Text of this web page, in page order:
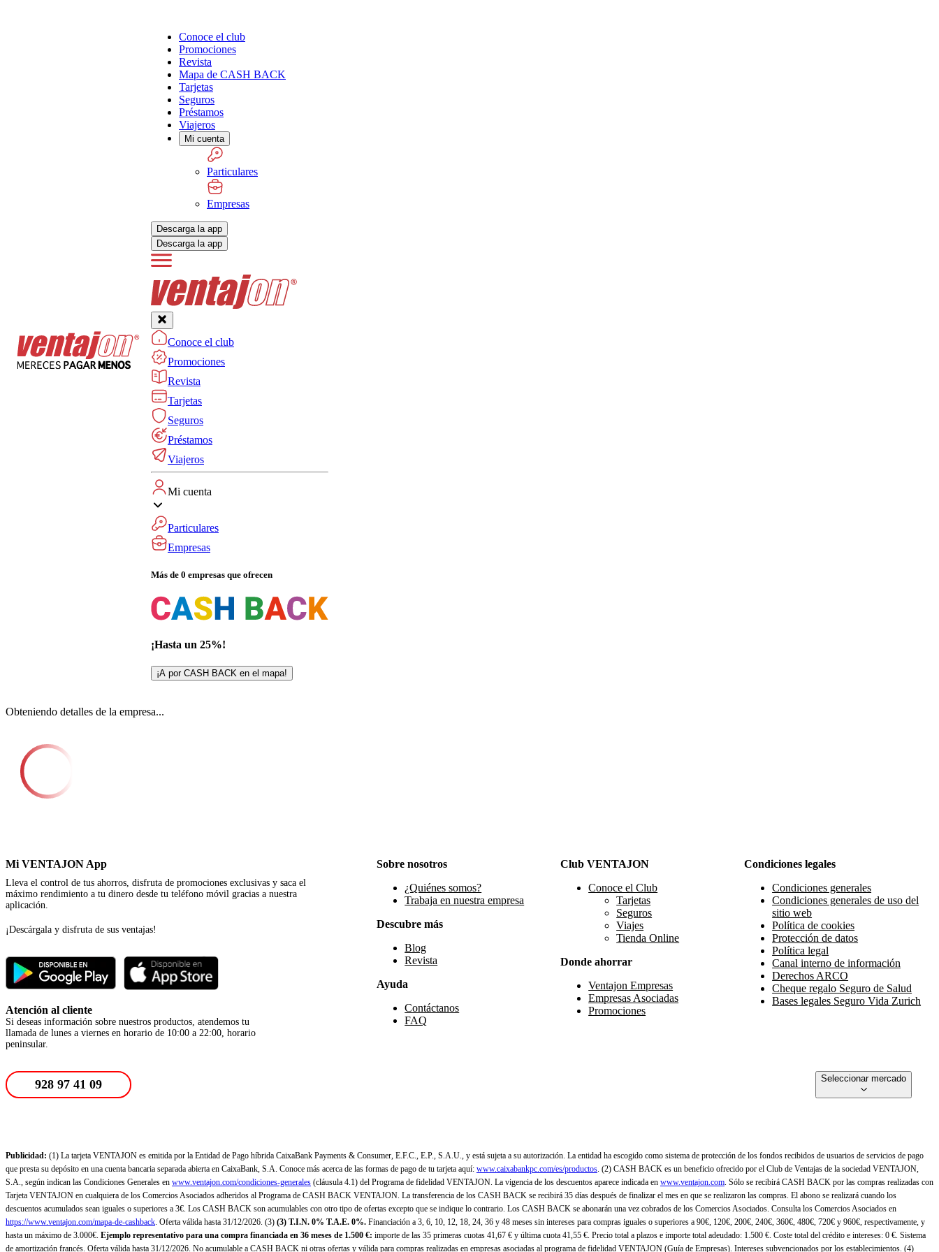
Conoce el club
Promociones
Revista
Mapa de CASH BACK
Tarjetas
Seguros
Préstamos
Viajeros
Mi cuenta
Particulares
Empresas
Descarga la app
Descarga la app
Conoce el club
Promociones
Revista
Tarjetas
Seguros
Préstamos
Viajeros
Mi cuenta
Particulares
Empresas
Más de 0 empresas que ofrecen
¡Hasta un 25%!
¡A por CASH BACK en el mapa!
Obteniendo detalles de la empresa...
Mi VENTAJON App
Lleva el control de tus ahorros, disfruta de promociones exclusivas y saca el
máximo rendimiento a tu dinero desde tu teléfono móvil gracias a nuestra
aplicación.
¡Descárgala y disfruta de sus ventajas!
Atención al cliente
Si deseas información sobre nuestros productos, atendemos tu
llamada de lunes a viernes en horario de 10:00 a 22:00, horario
peninsular.
Sobre nosotros
¿Quiénes somos?
Trabaja en nuestra empresa
Descubre más
Blog
Revista
Ayuda
Contáctanos
FAQ
Club VENTAJON
Conoce el Club
Tarjetas
Seguros
Viajes
Tienda Online
Donde ahorrar
Ventajon Empresas
Empresas Asociadas
Promociones
Condiciones legales
Condiciones generales
Condiciones generales de uso del
sitio web
Política de cookies
Protección de datos
Política legal
Canal interno de información
Derechos ARCO
Cheque regalo Seguro de Salud
Bases legales Seguro Vida Zurich
928 97 41 09 Seleccionar mercado
Publicidad: (1) La tarjeta VENTAJON es emitida por la Entidad de Pago híbrida CaixaBank Payments & Consumer, E.F.C., E.P., S.A.U., y está sujeta a su autorización. La entidad ha escogido como sistema de protección de los fondos recibidos de usuarios de servicios de pago
que presta su depósito en una cuenta bancaria separada abierta en CaixaBank, S.A. Conoce más acerca de las formas de pago de tu tarjeta aquí: www.caixabankpc.com/es/productos. (2) CASH BACK es un beneficio ofrecido por el Club de Ventajas de la sociedad VENTAJON,
S.A., según indican las Condiciones Generales en www.ventajon.com/condiciones-generales (cláusula 4.1) del Programa de fidelidad VENTAJON. La vigencia de los descuentos aparece indicada en www.ventajon.com. Sólo se recibirá CASH BACK por las compras realizadas con
Tarjeta VENTAJON en cualquiera de los Comercios Asociados adheridos al Programa de CASH BACK VENTAJON. La transferencia de los CASH BACK se recibirá 35 días después de finalizar el mes en que se realizaron las compras. El abono se realizará cuando los
descuentos acumulados sean iguales o superiores a 3€. Los CASH BACK son acumulables con otro tipo de ofertas excepto que se indique lo contrario. Los CASH BACK se abonarán una vez cobrados de los Comercios Asociados. Consulta los Comercios Asociados en
https://www.ventajon.com/mapa-de-cashback. Oferta válida hasta 31/12/2026. (3) (3) T.I.N. 0% T.A.E. 0%. Financiación a 3, 6, 10, 12, 18, 24, 36 y 48 meses sin intereses para compras iguales o superiores a 90€, 120€, 200€, 240€, 360€, 480€, 720€ y 960€, respectivamente, y
hasta un máximo de 3.000€. Ejemplo representativo para una compra financiada en 36 meses de 1.500 €: importe de las 35 primeras cuotas 41,67 € y última cuota 41,55 €. Precio total a plazos e importe total adeudado: 1.500 €. Coste total del crédito e intereses: 0 €. Sistema
de amortización francés. Oferta válida hasta 31/12/2026. No acumulable a CASH BACK ni otras ofertas y válida para compras realizadas en empresas asociadas al programa de fidelidad VENTAJON (Guía de Empresas). Intereses subvencionados por los establecimientos. (4)